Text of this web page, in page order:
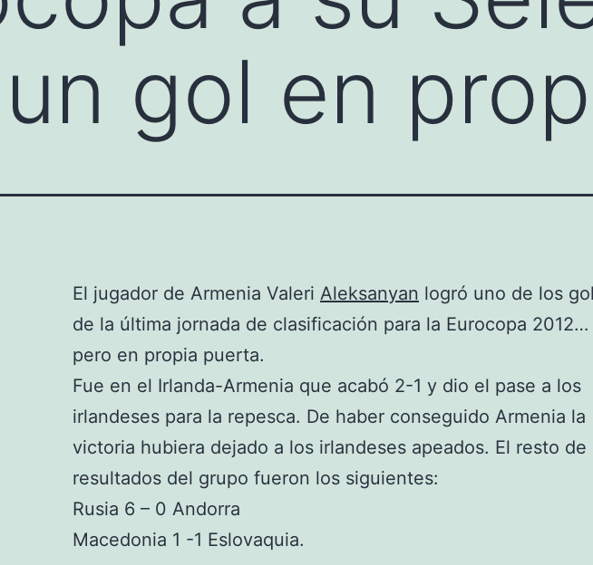
gol en
El jugador de Armenia Valeri Aleksanyan logró uno de los
de la última jornada de clasificación para la Eurocopa 2012…
pero en propia puerta.
Fue en el Irlanda-Armenia que acabó 2-1 y dio el pase a los
irlandeses para la repesca. De haber conseguido Armenia la
victoria hubiera dejado a los irlandeses apeados. El resto de
resultados del grupo fueron los siguientes:
Rusia 6 – 0 Andorra
Macedonia 1 -1 Eslovaquia.